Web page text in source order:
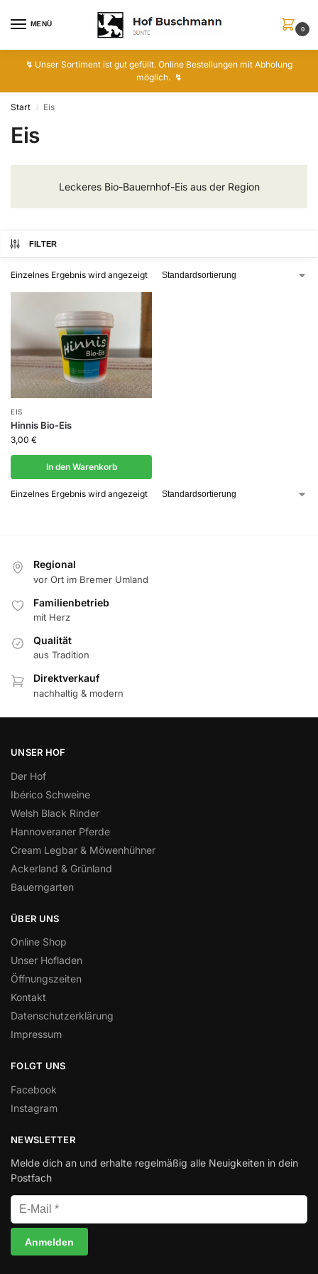
MENÜ
0
↯ Unser Sortiment ist gut gefüllt. Online Bestellungen mit Abholung
möglich. ↯
Start / Eis
Eis
Leckeres Bio-Bauernhof-Eis aus der Region
FILTER
Einzelnes Ergebnis wird angezeigt
EIS
Hinnis Bio-Eis
3,00 €
In den Warenkorb
Einzelnes Ergebnis wird angezeigt
Regional
vor Ort im Bremer Umland
Familienbetrieb
mit Herz
Qualität
aus Tradition
Direktverkauf
nachhaltig & modern
UNSER HOF
Der Hof
Ibérico Schweine
Welsh Black Rinder
Hannoveraner Pferde
Cream Legbar & Möwenhühner
Ackerland & Grünland
Bauerngarten
ÜBER UNS
Online Shop
Unser Hofladen
Öffnungszeiten
Kontakt
Datenschutzerklärung
Impressum
FOLGT UNS
Facebook
Instagram
NEWSLETTER
Melde dich an und erhalte regelmäßig alle Neuigkeiten in dein
Postfach